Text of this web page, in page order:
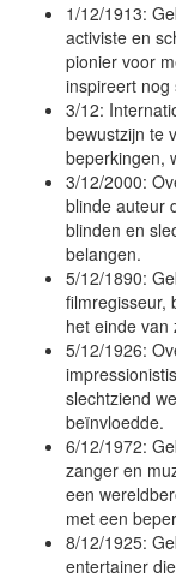
1/12/1913:
activiste en
pionier voor
inspireert nog
3/12:
bewustzijn te
beperkingen,
3/12/2000:
blinde auteur
blinden en
belangen.
5/12/1890:
filmregisseur,
het einde van
5/12/1926:
slechtziend
beïnvloedde.
6/12/1972:
zanger en
een
met een
8/12/1925:
entertainer